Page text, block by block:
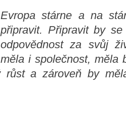
Evropa stárne a na
připravit. Připravit by
odpovědnost za svůj
měla i společnost, měla
růst a zároveň by